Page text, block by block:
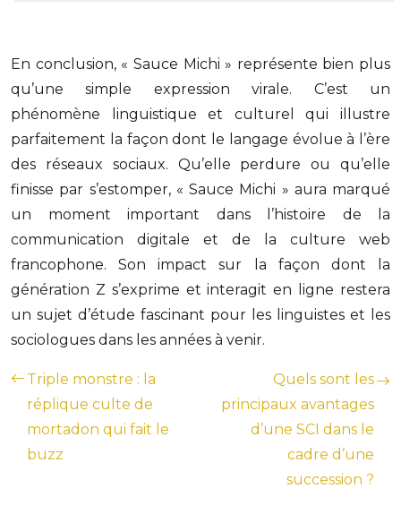
En conclusion, « Sauce Michi » représente bien plus
qu’une simple expression virale. C’est un
phénomène linguistique et culturel qui illustre
parfaitement la façon dont le langage évolue à l’ère
des réseaux sociaux. Qu’elle perdure ou qu’elle
finisse par s’estomper, « Sauce Michi » aura marqué
un moment important dans l’histoire de la
communication digitale et de la culture web
francophone. Son impact sur la façon dont la
génération Z s’exprime et interagit en ligne restera
un sujet d’étude fascinant pour les linguistes et les
sociologues dans les années à venir.
Triple monstre : la
réplique culte de
mortadon qui fait le
buzz
Quels sont les
principaux avantages
d’une SCI dans le
cadre d’une
succession ?